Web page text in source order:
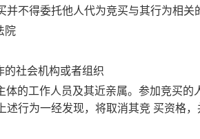
并不得委托他人代为竞买与其行为相关
院
的社会机构或者组织
体的工作人员及其近亲属。参加竞买
述行为一经发现，将取消其竞 买资格